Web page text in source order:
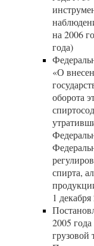
на 2006
года)
«О
оборота
спирта,
1
2005
грузовой